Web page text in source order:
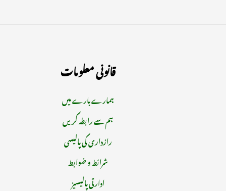
قانونی معلومات
ہمارے بارے میں
ہم سے رابطہ کریں
رازداری کی پالیسی
شرائط و ضوابط
ادارتی پالیسیز